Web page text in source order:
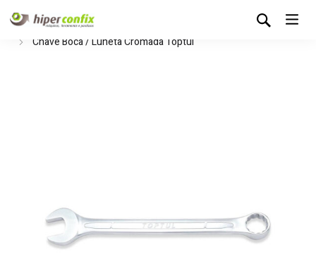
Início Loja Hipertintas
Chaves
Chave Boca / Luneta Cromada Toptul